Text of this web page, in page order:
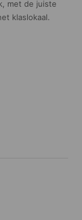
met de juiste
klaslokaal.